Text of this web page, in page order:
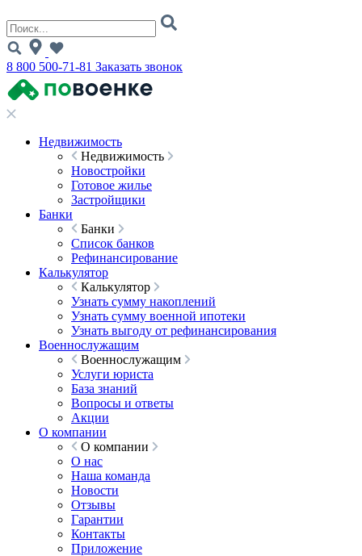
8 800 500-71-81 Заказать звонок
Недвижимость
Недвижимость
Новостройки
Готовое жилье
Застройщики
Банки
Банки
Список банков
Рефинансирование
Калькулятор
Калькулятор
Узнать сумму накоплений
Узнать сумму военной ипотеки
Узнать выгоду от рефинансирования
Военнослужащим
Военнослужащим
Услуги юриста
База знаний
Вопросы и ответы
Акции
О компании
О компании
О нас
Наша команда
Новости
Отзывы
Гарантии
Контакты
Приложение